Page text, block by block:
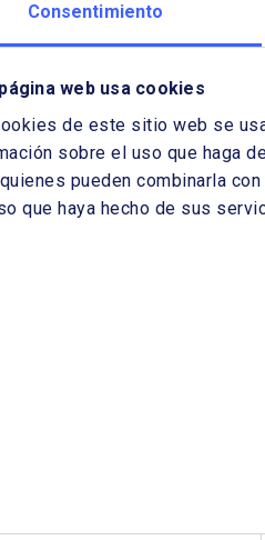
Consentimiento
web usa cookies
de este sitio web se
sobre el uso que haga
pueden combinarla
que haya hecho de sus
es necesario rellenar el